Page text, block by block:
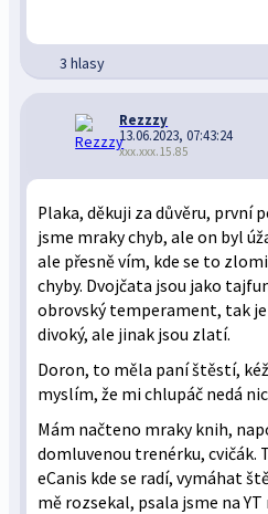
3 hlasy
Rezzzy
13.06.2023, 07:43:24
xxx.xxx.15.85
Plaka, děkuji za důvěru, první
jsme mraky chyb, ale on byl
ale přesně vím, kde se to
chyby. Dvojčata jsou jako
obrovský temperament, tak
divoký, ale jinak jsou zlatí.
Doron, to měla paní štěstí,
myslím, že mi chlupáč nedá
Mám načteno mraky knih,
domluvenou trenérku, cvičák.
eCanis kde se radí, vymáhat
mě rozsekal, psala jsme na